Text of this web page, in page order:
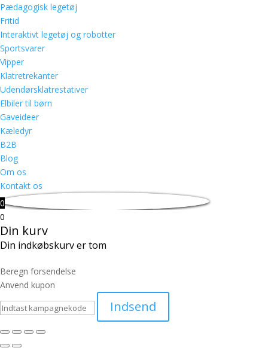
Pædagogisk legetøj
Fritid
Interaktivt legetøj og robotter
Sportsvarer
Vipper
Klatretrekanter
Udendørsklatrestativer
Elbiler til børn
Gaveideer
Kæledyr
B2B
Blog
Om os
Kontakt os
0
0
Din kurv
Din indkøbskurv er tom
Beregn forsendelse
Anvend kupon
Indsend